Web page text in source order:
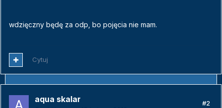
wdzięczny będę za odp, bo pojęcia nie mam.
Cytuj
aqua skalar #2